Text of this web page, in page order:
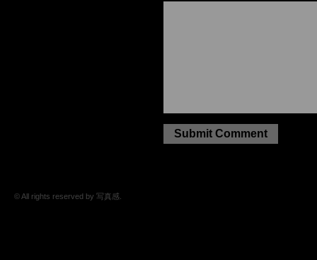
© All rights reserved by 写真感.